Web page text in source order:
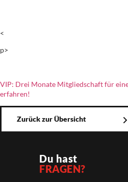
<
p>
VIP: Drei Monate Mitgliedschaft für
erfahren!
Zurück zur Übersicht
Du hast
FRAGEN?